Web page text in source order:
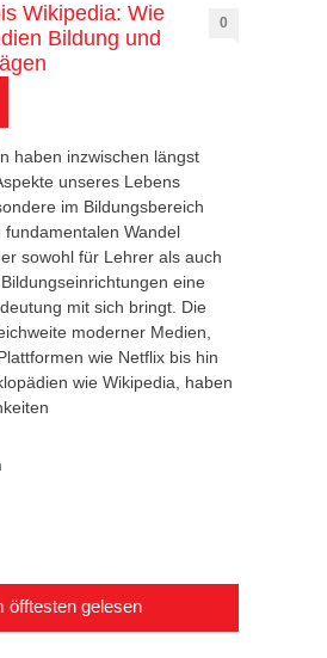
Wikipedia: Wie
Bildung und
0
haben inzwischen längst
unseres Lebens
im Bildungsbereich
fundamentalen Wandel
sowohl für Lehrer als auch
eine
mit sich bringt. Die
moderner Medien,
wie Netflix bis hin
wie Wikipedia, haben
öfftesten gelesen